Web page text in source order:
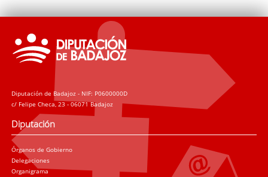
Diputación de Badajoz - NIF: P0600000D
c/ Felipe Checa, 23 - 06071 Badajoz
Diputación
Órganos de Gobierno
Delegaciones
Organigrama